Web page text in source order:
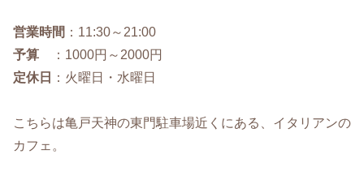
営業時間 ：11:30～21:00
予算 ：1000円～2000円
定休日
：火曜日・水曜日
こちらは亀戸天神の東門駐車場近くにある、イタリアンの
カフェ。